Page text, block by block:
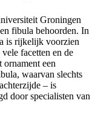
Groningen
fibula behoorden. In
is rijkelijk voorzien
facetten en de
ornament een
waarvan slechts
– is
door specialisten van